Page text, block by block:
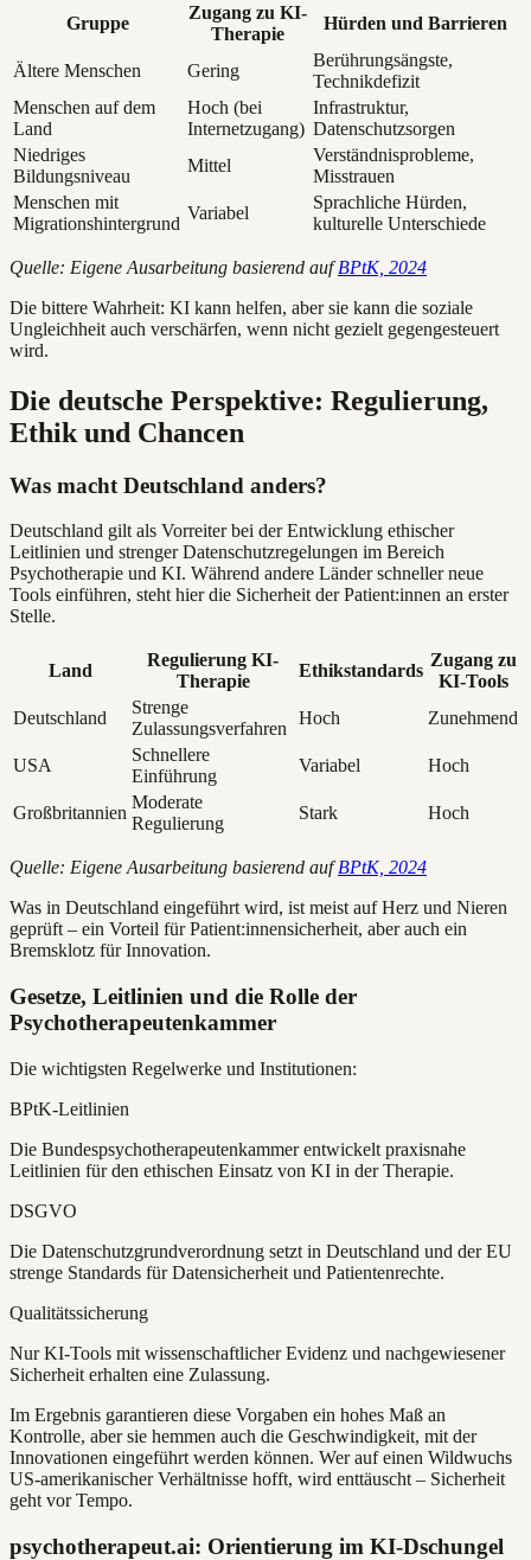
Gruppe
Zugang zu KI-
Therapie
Hürden und Barrieren
Ältere Menschen Gering
Berührungsängste,
Technikdefizit
Menschen auf dem
Land
Hoch (bei
Internetzugang)
Infrastruktur,
Datenschutzsorgen
Niedriges
Bildungsniveau
Mittel
Verständnisprobleme,
Misstrauen
Menschen mit
Migrationshintergrund
Variabel
Sprachliche Hürden,
kulturelle Unterschiede
Quelle: Eigene Ausarbeitung basierend aufBPtK, 2024
Die bittere Wahrheit: KI kann helfen, aber sie kann die soziale
Ungleichheit auch verschärfen, wenn nicht gezielt gegengesteuert
wird.
Die deutsche Perspektive: Regulierung,
Ethik und Chancen
Was macht Deutschland anders?
Deutschland gilt als Vorreiter bei der Entwicklung ethischer
Leitlinien und strenger Datenschutzregelungen im Bereich
Psychotherapie und KI. Während andere Länder schneller neue
Tools einführen, steht hier die Sicherheit der Patient:innen an erster
Stelle.
Land
Regulierung KI-
Therapie
Ethikstandards
Zugang zu
KI-Tools
Deutschland
Strenge
Zulassungsverfahren
Hoch Zunehmend
USA
Schnellere
Einführung
Variabel Hoch
Großbritannien
Moderate
Regulierung
Stark Hoch
Quelle: Eigene Ausarbeitung basierend aufBPtK, 2024
Was in Deutschland eingeführt wird, ist meist auf Herz und Nieren
geprüft – ein Vorteil für Patient:innensicherheit, aber auch ein
Bremsklotz für Innovation.
Gesetze, Leitlinien und die Rolle der
Psychotherapeutenkammer
Die wichtigsten Regelwerke und Institutionen:
BPtK-Leitlinien
Die Bundespsychotherapeutenkammer entwickelt praxisnahe
Leitlinien für den ethischen Einsatz von KI in der Therapie.
DSGVO
Die Datenschutzgrundverordnung setzt in Deutschland und der EU
strenge Standards für Datensicherheit und Patientenrechte.
Qualitätssicherung
Nur KI-Tools mit wissenschaftlicher Evidenz und nachgewiesener
Sicherheit erhalten eine Zulassung.
Im Ergebnis garantieren diese Vorgaben ein hohes Maß an
Kontrolle, aber sie hemmen auch die Geschwindigkeit, mit der
Innovationen eingeführt werden können. Wer auf einen Wildwuchs
US-amerikanischer Verhältnisse hofft, wird enttäuscht – Sicherheit
geht vor Tempo.
psychotherapeut.ai: Orientierung im KI-Dschungel